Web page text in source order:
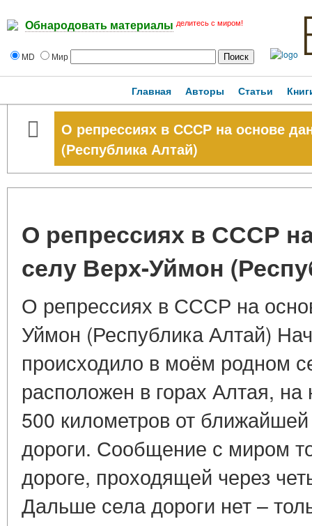
Обнародовать материалы делитесь с миром!
MD Мир
Главная Авторы Статьи
О репрессиях в СССР на основе
(Республика Алтай)
О репрессиях в СССР
селу Верх-Уймон
О репрессиях в СССР на
Уймон (Республика Алтай)
происходило в моём родном
расположен в горах Алтая,
500 километров от
дороги. Сообщение с миром
дороге, проходящей через
Дальше села дороги нет –